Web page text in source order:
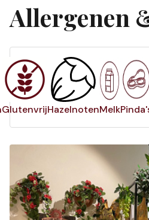
Allergenen
GlutenvrijHazelnotenMelk